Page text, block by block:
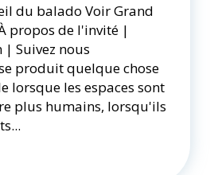
du balado Voir Grand​​
propos de l'invité |
Suivez nous
produit quelque chose
lorsque les espaces sont
plus humains, lorsqu'ils